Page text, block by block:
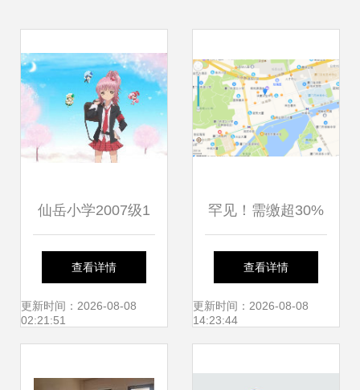
仙岳小学2007级1
班文明小博客——
班级圈圈，厦门网
查看详情
更新时间：2026-08-08
02:21:51
罕见！需缴超30%
税费！厦门某开发
商预售新房被法
查看详情
更新时间：2026-08-08
14:23:44